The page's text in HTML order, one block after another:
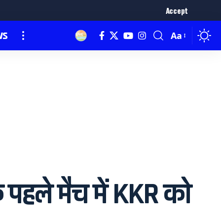
Accept
Aa
पहले मैच में KKR को